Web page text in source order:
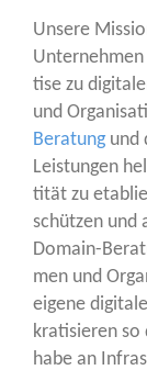
Unse­re
ti­se zu
und
Bera­tungund
Leis­tun­gen
ti­tät zu
schüt­zen und
Domain-
men und
eige­ne
kra­ti­sie­ren
ha­be an